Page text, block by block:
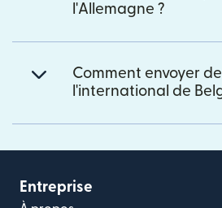
l'Allemagne ?
Comment envoyer
l'international de
Entreprise